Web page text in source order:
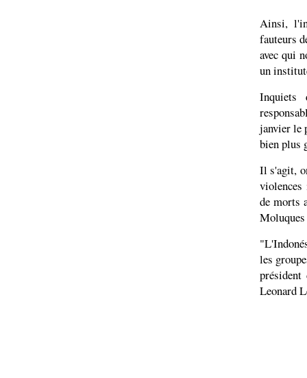
Ainsi,
fauteurs
avec qui
un
janvier le
bien plus
Il s'agit,
de morts
Moluques
les
Leonard